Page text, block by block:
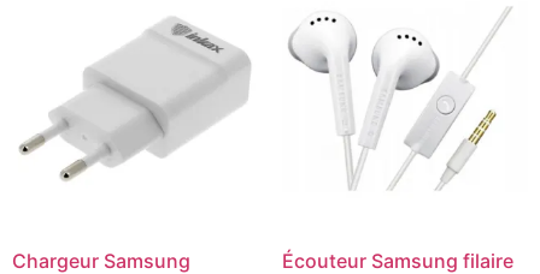
Chargeur Samsung Écouteur Samsung filaire